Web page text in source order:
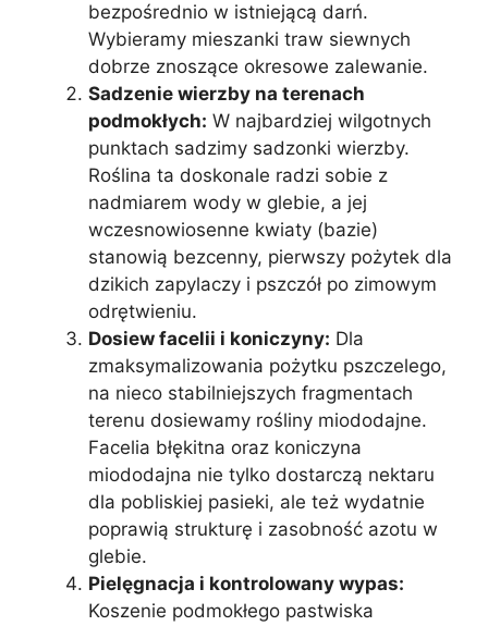
bezpośrednio w istniejącą darń.
Wybieramy mieszanki traw siewnych
dobrze znoszące okresowe zalewanie.
Sadzenie wierzby na terenach
podmokłych: W najbardziej wilgotnych
punktach sadzimy sadzonki wierzby.
Roślina ta doskonale radzi sobie z
nadmiarem wody w glebie, a jej
wczesnowiosenne kwiaty (bazie)
stanowią bezcenny, pierwszy pożytek dla
dzikich zapylaczy i pszczół po zimowym
odrętwieniu.
Dosiew facelii i koniczyny: Dla
zmaksymalizowania pożytku pszczelego,
na nieco stabilniejszych fragmentach
terenu dosiewamy rośliny miododajne.
Facelia błękitna oraz koniczyna
miododajna nie tylko dostarczą nektaru
dla pobliskiej pasieki, ale też wydatnie
poprawią strukturę i zasobność azotu w
glebie.
Pielęgnacja i kontrolowany wypas:
Koszenie podmokłego pastwiska